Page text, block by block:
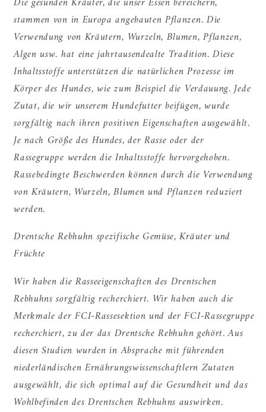
stammen von in Europa angebauten Pflanzen. Die
Verwendung von Kräutern, Wurzeln, Blumen, Pflanzen,
Algen usw. hat eine jahrtausendealte Tradition. Diese
Inhaltsstoffe unterstützen die natürlichen Prozesse im
Körper des Hundes, wie zum Beispiel die Verdauung. Jede
Zutat, die wir unserem Hundefutter beifügen, wurde
sorgfältig nach ihren positiven Eigenschaften ausgewählt.
Je nach Größe des Hundes, der Rasse oder der
Rassegruppe werden die Inhaltsstoffe hervorgehoben.
Rassebedingte Beschwerden können durch die Verwendung
von Kräutern, Wurzeln, Blumen und Pflanzen reduziert
werden.
Drentsche Rebhuhn spezifische Gemüse, Kräuter und
Früchte
Wir haben die Rasseeigenschaften des Drentschen
Rebhuhns sorgfältig recherchiert. Wir haben auch die
Merkmale der FCI-Rassesektion und der FCI-Rassegruppe
recherchiert, zu der das Drentsche Rebhuhn gehört. Aus
diesen Studien wurden in Absprache mit führenden
niederländischen Ernährungswissenschaftlern Zutaten
ausgewählt, die sich optimal auf die Gesundheit und das
Wohlbefinden des Drentschen Rebhuhns auswirken.